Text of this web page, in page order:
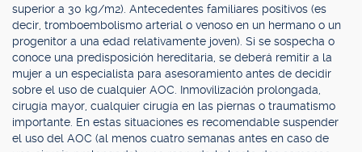
superior a 30 kg/m2). Antecedentes familiares positivos (es
decir, tromboembolismo arterial o venoso en un hermano o un
progenitor a una edad relativamente joven). Si se sospecha o
conoce una predisposición hereditaria, se deberá remitir a la
mujer a un especialista para asesoramiento antes de decidir
sobre el uso de cualquier AOC. Inmovilización prolongada,
cirugía mayor, cualquier cirugía en las piernas o traumatismo
importante. En estas situaciones es recomendable suspender
el uso del AOC (al menos cuatro semanas antes en caso de